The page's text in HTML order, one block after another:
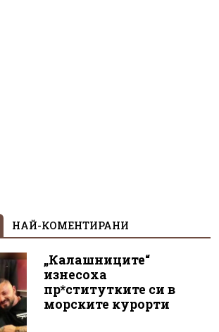
НАЙ-КОМЕНТИРАНИ
„Калашниците“
изнесоха
пр*ститутките си в
морските курорти